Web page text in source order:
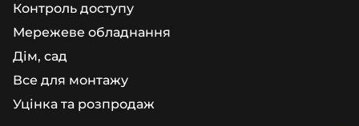
Контроль доступу
Мережеве обладнання
Дім, сад
Все для монтажу
Уцінка та розпродаж